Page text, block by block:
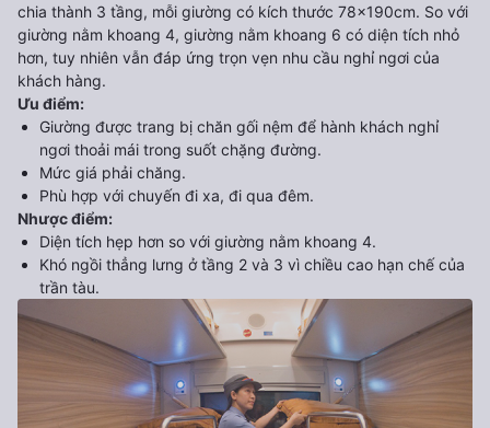
chia thành 3 tầng, mỗi giường có kích thước 78x190cm. So với
giường nằm khoang 4, giường nằm khoang 6 có diện tích nhỏ
hơn, tuy nhiên vẫn đáp ứng trọn vẹn nhu cầu nghỉ ngơi của
khách hàng.
Ưu điểm:
Giường được trang bị chăn gối nệm để hành khách nghỉ
ngơi thoải mái trong suốt chặng đường.
Mức giá phải chăng.
Phù hợp với chuyến đi xa, đi qua đêm.
Nhược điểm:
Diện tích hẹp hơn so với giường nằm khoang 4.
Khó ngồi thẳng lưng ở tầng 2 và 3 vì chiều cao hạn chế của
trần tàu.